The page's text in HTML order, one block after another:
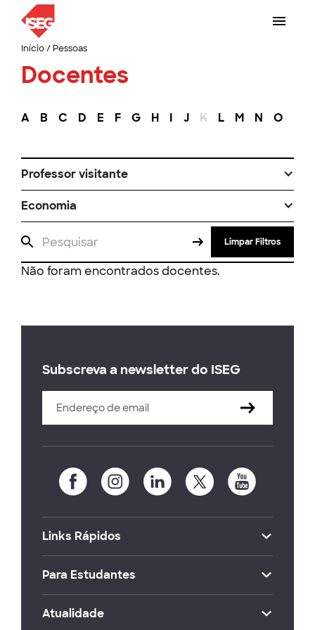
Início/ Pessoas
Docentes
A B C D E F G H I J K L M N O
Professor visitante
Economia
Limpar Filtros
Não foram encontrados docentes.
Subscreva a newsletter do ISEG
Links Rápidos
Para Estudantes
Atualidade